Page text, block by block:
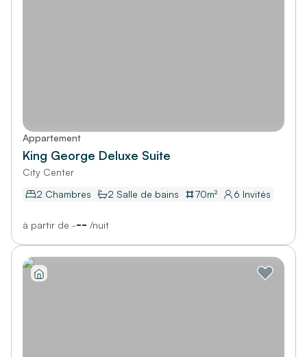
Appartement
King George Deluxe Suite
City Center
2 Chambres
2 Salle de bains 70m² 6 Invités
à partir de --- /nuit